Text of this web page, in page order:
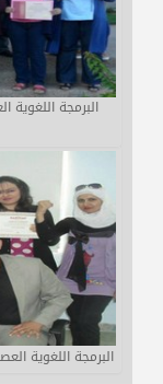
البرمجة
البرمجة اللغوية